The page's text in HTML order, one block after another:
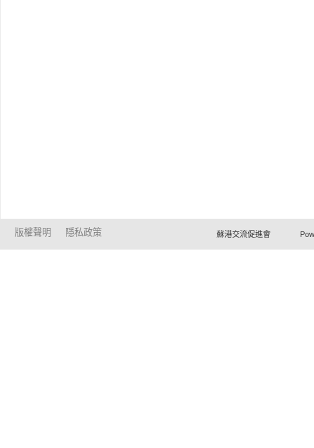
版權聲明 隱私政策 蘇港交流促進會